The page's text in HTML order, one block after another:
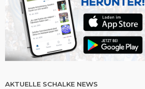
AKTUELLE SCHALKE NEWS